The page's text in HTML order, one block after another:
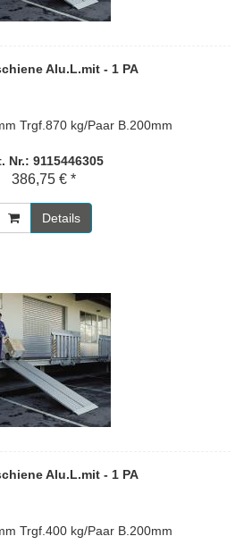
Alu.L.mit - 1 PA
Trgf.870 kg/Paar B.200mm
Nr.: 9115446305
386,75 € *
Details
Alu.L.mit - 1 PA
Trgf.400 kg/Paar B.200mm